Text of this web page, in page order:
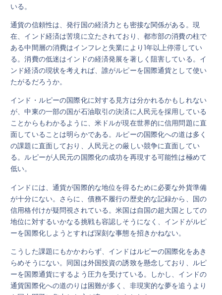
いる。
通貨の信頼性は、発行国の経済力とも密接な関係がある。現
在、インド経済は苦境に立たされており、都市部の消費の柱で
ある中間層の消費はインフレと失業により1年以上停滞してい
る。消費の低迷はインドの経済発展を著しく阻害している。イ
ンド経済の現状を考えれば、誰がルピーを国際通貨として使い
たがるだろうか。
インド・ルピーの国際化に対する見方は分かれるかもしれない
が、中東の一部の国が石油取引の決済に人民元を採用している
ことからもわかるように、米ドルが現在世界的に信用問題に直
面していることは明らかである。ルピーの国際化への道は多く
の課題に直面しており、人民元との厳しい競争に直面してい
る。ルピーが人民元の国際化の成功を再現する可能性は極めて
低い。
インドには、通貨が国際的な地位を得るために必要な外貨準備
が十分にない。さらに、債務不履行の歴史的な記録から、国の
信用格付けが疑問視されている。米国は自国の超大国としての
地位に対するいかなる挑戦も容認しそうになく、インドがルピ
ーを国際化しようとすれば深刻な事態を招きかねない。
こうした課題にもかかわらず、インドはルピーの国際化をあき
らめそうにない。同国は外国投資の誘致を懸念しており、ルピ
ーを国際通貨にするよう圧力を受けている。しかし、インドの
通貨国際化への道のりは困難が多く、非現実的な夢を追うより